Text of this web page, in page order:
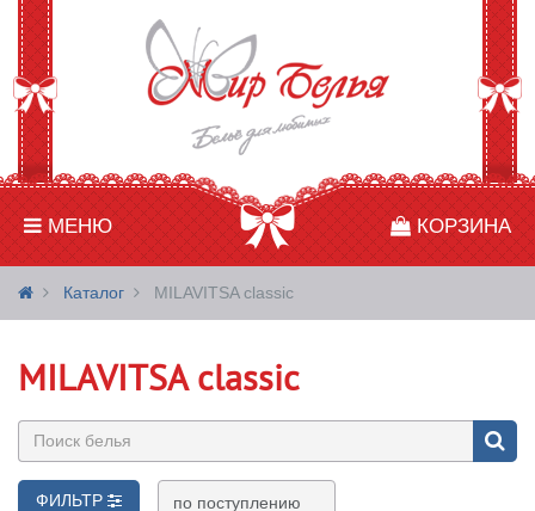
МЕНЮ КОРЗИНА
Каталог MILAVITSA classic
MILAVITSA classic
ФИЛЬТР